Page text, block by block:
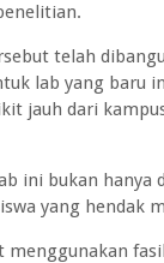
telah
lab yang baru
jauh dari
ini bukan
yang hendak